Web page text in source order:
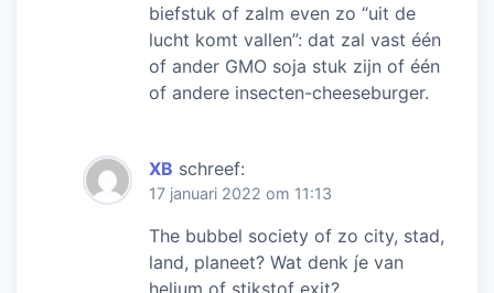
biefstuk of zalm even zo “uit de
lucht komt vallen”: dat zal vast één
of ander GMO soja stuk zijn of één
of andere insecten-cheeseburger.
XB schreef:
17 januari 2022 om 11:13
The bubbel society of zo city, stad,
land, planeet? Wat denk j́e van